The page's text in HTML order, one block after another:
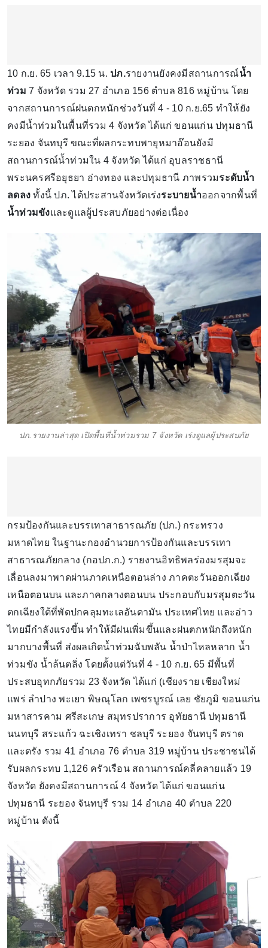
10 ก.ย. 65 เวลา 9.15 น. ปภ.รายงานยังคงมีสถานการณ์น้ำ
ท่วม 7 จังหวัด รวม 27 อำเภอ 156 ตำบล 816 หมู่บ้าน โดย
จากสถานการณ์ฝนตกหนักช่วงวันที่ 4 - 10 ก.ย.65 ทำให้ยัง
คงมีน้ำท่วมในพื้นที่รวม 4 จังหวัด ได้แก่ ขอนแก่น ปทุมธานี
ระยอง จันทบุรี ขณะที่ผลกระทบพายุหมาอ๊อนยังมี
สถานการณ์น้ำท่วมใน 4 จังหวัด ได้แก่ อุบลราชธานี
พระนครศรีอยุธยา อ่างทอง และปทุมธานี ภาพรวมระดับน้ำ
ลดลงทั้งนี้ ปภ. ได้ประสานจังหวัดเร่งระบายน้ำออกจากพื้นที่
น้ำท่วมขังและดูแลผู้ประสบภัยอย่างต่อเนื่อง
ปภ.รายงานล่าสุด เปิดพื้นที่น้ำท่วมรวม 7 จังหวัด เร่งดูแลผู้ประสบภัย
กรมป้องกันและบรรเทาสาธารณภัย (ปภ.) กระทรวง
มหาดไทย ในฐานะกองอำนวยการป้องกันและบรรเทา
สาธารณภัยกลาง (กอปภ.ก.) รายงานอิทธิพลร่องมรสุมจะ
เลื่อนลงมาพาดผ่านภาคเหนือตอนล่าง ภาคตะวันออกเฉียง
เหนือตอนบน และภาคกลางตอนบน ประกอบกับมรสุมตะวัน
ตกเฉียงใต้ที่พัดปกคลุมทะเลอันดามัน ประเทศไทย และอ่าว
ไทยมีกำลังแรงขึ้น ทำให้มีฝนเพิ่มขึ้นและฝนตกหนักถึงหนัก
มากบางพื้นที่ ส่งผลเกิดน้ำท่วมฉับพลัน น้ำป่าไหลหลาก น้ำ
ท่วมขัง น้ำล้นตลิ่ง โดยตั้งแต่วันที่ 4 - 10 ก.ย. 65 มีพื้นที่
ประสบอุทกภัยรวม 23 จังหวัด ได้แก่ (เชียงราย เชียงใหม่
แพร่ ลำปาง พะเยา พิษณุโลก เพชรบูรณ์ เลย ชัยภูมิ ขอนแก่น
มหาสารคาม ศรีสะเกษ สมุทรปราการ อุทัยธานี ปทุมธานี
นนทบุรี สระแก้ว ฉะเชิงเทรา ชลบุรี ระยอง จันทบุรี ตราด
และตรัง รวม 41 อำเภอ 76 ตำบล 319 หมู่บ้าน ประชาชนได้
รับผลกระทบ 1,126 ครัวเรือน สถานการณ์คลี่คลายแล้ว 19
จังหวัด ยังคงมีสถานการณ์ 4 จังหวัด ได้แก่ ขอนแก่น
ปทุมธานี ระยอง จันทบุรี รวม 14 อำเภอ 40 ตำบล 220
หมู่บ้าน ดังนี้